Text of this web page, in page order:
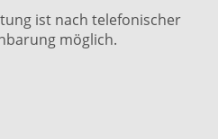
ist nach telefonischer
möglich.